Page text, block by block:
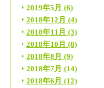
2019年5月 (6)
2018年12月 (4)
2018年11月 (3)
2018年10月 (8)
2018年8月 (9)
2018年7月 (14)
2018年6月 (12)